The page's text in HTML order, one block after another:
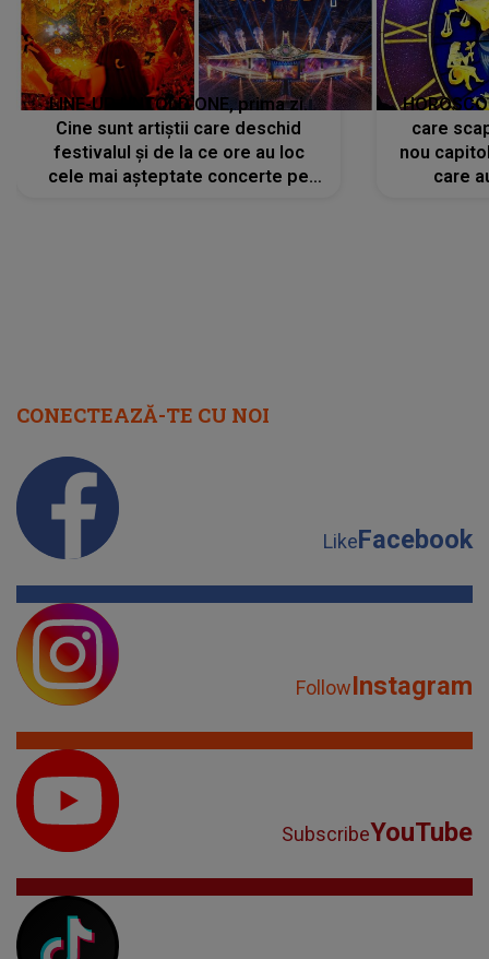
LINE-UP UNTOLD ONE, prima zi.
Cine sunt artiștii care deschid
festivalul și de la ce ore au loc
cele mai așteptate concerte pe
care
nou
care
CONECTEAZĂ-TE CU NOI
LikeFacebook
FollowInstagram
SubscribeYouTube